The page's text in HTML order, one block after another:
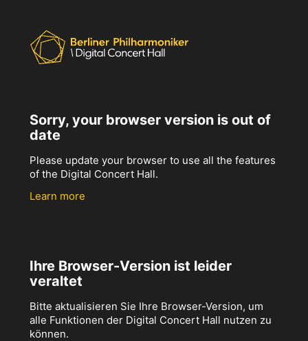
Sorry, your browser version is out of
date
Please update your browser to use all the features
of the Digital Concert Hall.
Learn more
Ihre Browser-Version ist leider
veraltet
Bitte aktualisieren Sie Ihre Browser-Version, um
alle Funktionen der Digital Concert Hall nutzen zu
können.